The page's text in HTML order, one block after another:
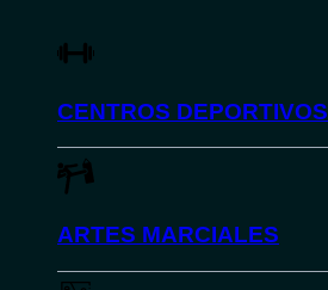
CENTROS DEPORTIVOS
ARTES MARCIALES